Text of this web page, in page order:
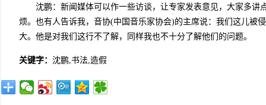
沈鹏：新闻媒体可以作一些访谈，让专家发表意见，大家多讲
烦。也有人告诉我，音协(中国音乐家协会)的主席说：我们这儿被
大。他是对我们这行不了解，同样我也不十分了解他们的问题。
关键字： 沈鹏,书法,造假